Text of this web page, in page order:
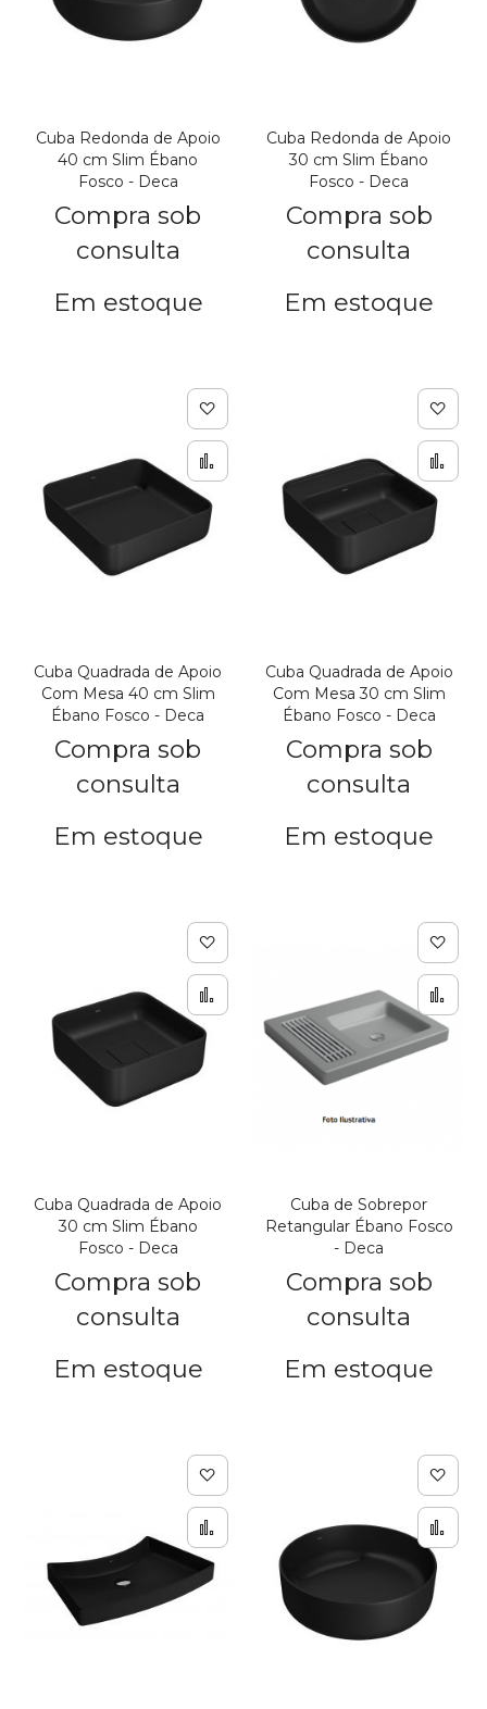
Cuba Redonda de Apoio
40 cm Slim Ébano
Fosco - Deca
Compra sob
consulta
Em estoque
Cuba Redonda de Apoio
30 cm Slim Ébano
Fosco - Deca
Compra sob
consulta
Em estoque
Cuba Quadrada de Apoio
Com Mesa 40 cm Slim
Ébano Fosco - Deca
Compra sob
consulta
Em estoque
Adicionar à lista de
Adicionar para
Cuba Quadrada de Apoio
Com Mesa 30 cm Slim
Ébano Fosco - Deca
Compra sob
consulta
Em estoque
Cuba Quadrada de Apoio
30 cm Slim Ébano
Fosco - Deca
Compra sob
consulta
Em estoque
Adicionar à lista de
Adicionar para
Cuba de Sobrepor
Retangular Ébano Fosco
- Deca
Compra sob
consulta
Em estoque
Adicionar à lista de
Adicionar para